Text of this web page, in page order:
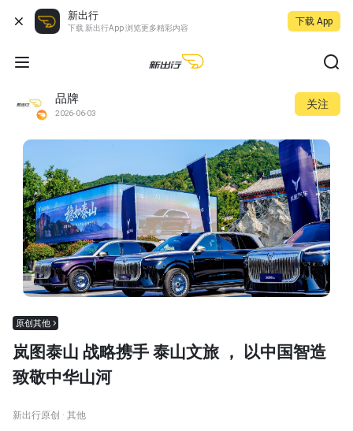
新出行
下载 新出行App 浏览更多精彩内容
下载 App
品牌
2026-06-03
关注
原创其他
岚图泰山 战略携手 泰山文旅 ， 以中国智造
致敬中华山河
新出行原创 · 其他